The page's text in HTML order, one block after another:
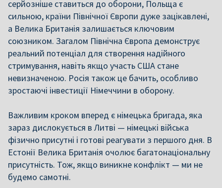
серйозніше ставиться до оборони, Польща є
сильною, країни Північної Європи дуже зацікавлені,
а Велика Британія залишається ключовим
союзником. Загалом Північна Європа демонструє
реальний потенціал для створення надійного
стримування, навіть якщо участь США стане
невизначеною. Росія також це бачить, особливо
зростаючі інвестиції Німеччини в оборону.
Важливим кроком вперед є німецька бригада, яка
зараз дислокується в Литві — німецькі війська
фізично присутні і готові реагувати з першого дня. В
Естонії Велика Британія очолює багатонаціональну
присутність. Тож, якщо виникне конфлікт — ми не
будемо самотні.